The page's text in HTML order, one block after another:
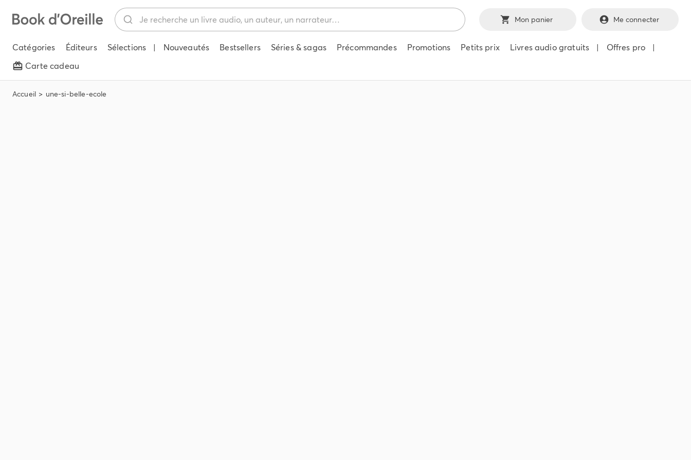
Mon panier Me connecter
Catégories Éditeurs Sélections | Nouveautés Bestsellers Séries & sagas Précommandes Promotions Petits prix Livres audio gratuits | Offres pro
|
Carte cadeau
Accueil une-si-belle-ecole